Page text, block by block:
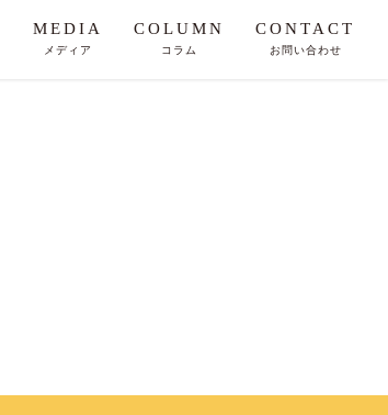
MEDIA
メディア
COLUMN
コラム
CONTACT
お問い合わせ